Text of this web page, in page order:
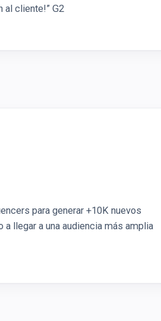
al cliente!” G2
para generar +10K nuevos
llegar a una audiencia más amplia